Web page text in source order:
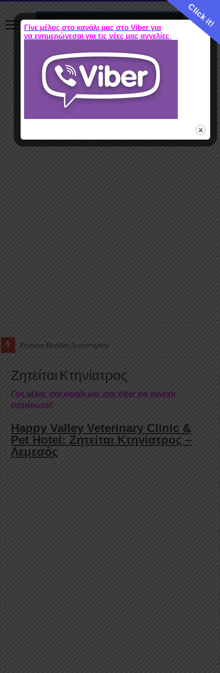
Ζητείται Υπάλληλος για γέμισμα και ανεφοδιασμό αυτόματων
Ζητείται Κτηνίατρος
Γίνε μέλος στο κανάλι μας στο Viber για συνεχή
ενημέρωση!
Happy Valley Veterinary Clinic &
Pet Hotel: Ζητείται Κτηνίατρος –
Λεμεσός
Click it!
Γίνε μέλος στο κανάλι μας στο Viber για
να ενημερώνεσαι για τις νέες μας αγγελίες